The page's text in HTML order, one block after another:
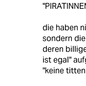
die haben
sondern
deren
ist egal"
"keine